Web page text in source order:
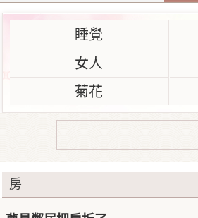
睡覺
女人
菊花
房